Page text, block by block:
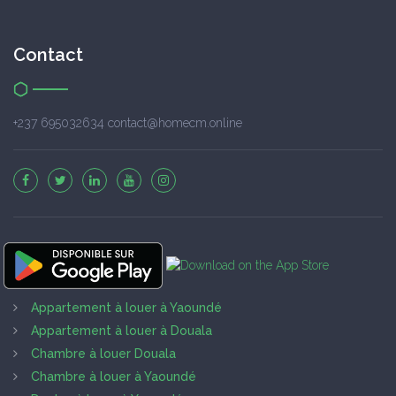
Contact
+237 695032634 contact@homecm.online
Appartement à louer à Yaoundé
Appartement à louer à Douala
Chambre à louer Douala
Chambre à louer à Yaoundé